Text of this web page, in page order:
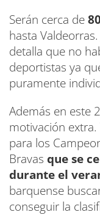
Serán cerca de
hasta
detalla que no
deportistas ya
puramente
Además en este
motivación
para los
Bravas que se
durante el
barquense
conseguir la